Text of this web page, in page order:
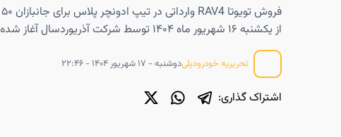
از یکشنبه ۱۶ شهریور ماه ۱۴۰۴ توسط شرکت آذریوردسال آغاز شده است.
تحریریه خودرودیلیدوشنبه - ۱۷ شهریور ۱۴۰۴ - ۲۲:۴۶
اشتراک گذاری: